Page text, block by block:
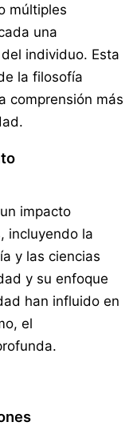
múltiples
una
individuo. Esta
la filosofía
comprensión más
impacto
incluyendo la
y las ciencias
y su enfoque
han influido en
el